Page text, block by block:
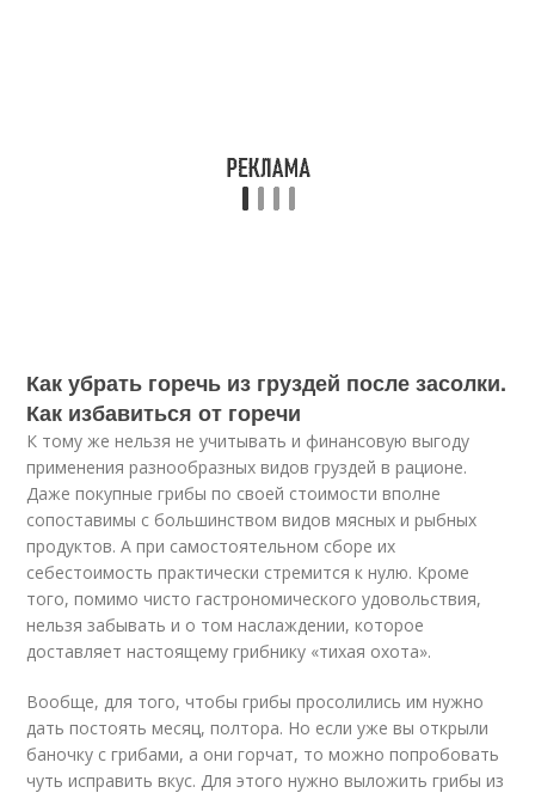
Как убрать горечь из груздей после засолки.
Как избавиться от горечи
К тому же нельзя не учитывать и финансовую выгоду
применения разнообразных видов груздей в рационе.
Даже покупные грибы по своей стоимости вполне
сопоставимы с большинством видов мясных и рыбных
продуктов. А при самостоятельном сборе их
себестоимость практически стремится к нулю. Кроме
того, помимо чисто гастрономического удовольствия,
нельзя забывать и о том наслаждении, которое
доставляет настоящему грибнику «тихая охота».
Вообще, для того, чтобы грибы просолились им нужно
дать постоять месяц, полтора. Но если уже вы открыли
баночку с грибами, а они горчат, то можно попробовать
чуть исправить вкус. Для этого нужно выложить грибы из